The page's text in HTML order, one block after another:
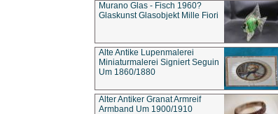
Murano Glas - Fisch 1960?
Glaskunst Glasobjekt Mille Fiori
Alte Antike Lupenmalerei
Miniaturmalerei Signiert Seguin
Um 1860/1880
Alter Antiker Granat Armreif
Armband Um 1900/1910